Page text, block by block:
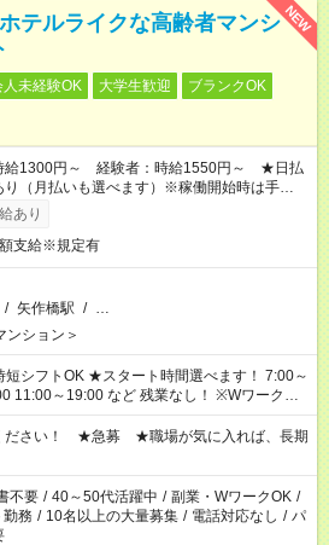
NEW
テルライクな高齢者マンシ
人未経験OK 大学生歓迎
ブランクOK
給1300円～ 経験者：時給1550円～ ★日払
り（月払いも選べます）※稼働開始時は手続き
となります。
あり
支給※規定有
/ 矢作橋駅 / …
ンション＞
ト時間選べます！ 7:00～
～19:00 など 残業なし！ ※Wワークの
合わせ週40時間超の就業はご案内できませ
週20時間以上勤務は社会保険への加入対象
派遣法（日雇い派遣の原則禁止）により、
業はご案内が難しい場合があります
ださい！ ★急募 ★職場が気に入れば、長期
不要 / 40～50代活躍中 / 副業・WワークOK /
勤務 / 10名以上の大量募集 / 電話対応なし / パ